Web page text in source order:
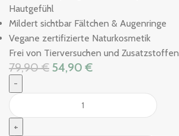
Hautgefühl
Mildert sichtbar Fältchen & Augenringe
Vegane zertifizierte Naturkosmetik
Frei von Tierversuchen und Zusatzstoffen
79,90€ 54,90€